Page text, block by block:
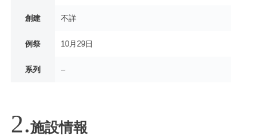
創建 不詳
例祭 10月29日
系列 –
施設情報